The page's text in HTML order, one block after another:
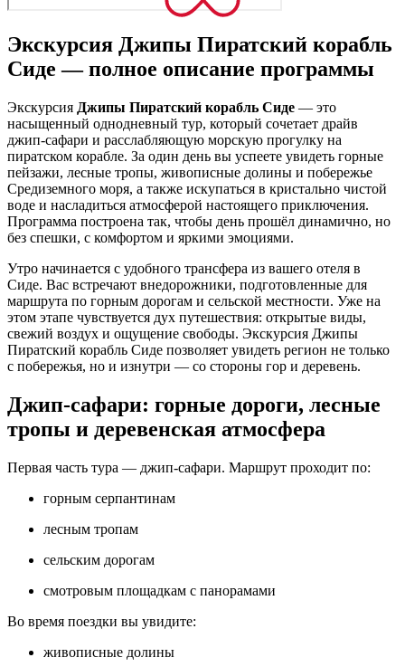
Экскурсия Джипы Пиратский корабль
Сиде — полное описание программы
Экскурсия Джипы Пиратский корабль Сиде — это
насыщенный однодневный тур, который сочетает драйв
джип‑сафари и расслабляющую морскую прогулку на
пиратском корабле. За один день вы успеете увидеть горные
пейзажи, лесные тропы, живописные долины и побережье
Средиземного моря, а также искупаться в кристально чистой
воде и насладиться атмосферой настоящего приключения.
Программа построена так, чтобы день прошёл динамично, но
без спешки, с комфортом и яркими эмоциями.
Утро начинается с удобного трансфера из вашего отеля в
Сиде. Вас встречают внедорожники, подготовленные для
маршрута по горным дорогам и сельской местности. Уже на
этом этапе чувствуется дух путешествия: открытые виды,
свежий воздух и ощущение свободы. Экскурсия Джипы
Пиратский корабль Сиде позволяет увидеть регион не только
с побережья, но и изнутри — со стороны гор и деревень.
Джип‑сафари: горные дороги, лесные
тропы и деревенская атмосфера
Первая часть тура — джип‑сафари. Маршрут проходит по:
горным серпантинам
лесным тропам
сельским дорогам
смотровым площадкам с панорамами
Во время поездки вы увидите:
живописные долины